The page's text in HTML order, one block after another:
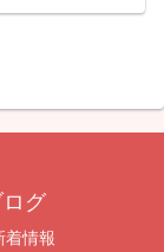
グ
着情報